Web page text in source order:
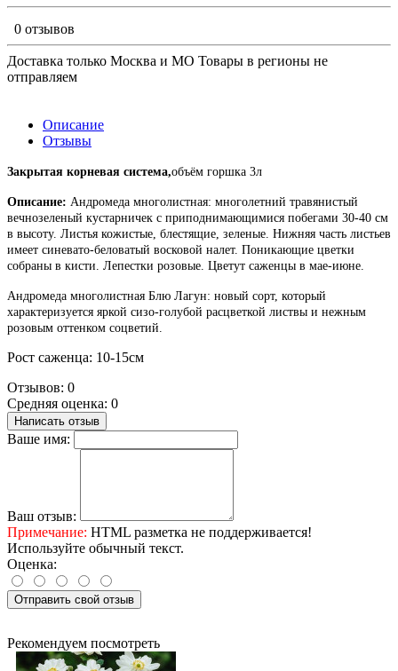
0 отзывов
Доставка только Москва и МО Товары в регионы не
отправляем
Описание
Отзывы
Закрытая корневая система,объём горшка 3л
Описание: Андромеда многолистная: многолетний травянистый
вечнозеленый кустарничек с приподнимающимися побегами 30-40 см
в высоту. Листья кожистые, блестящие, зеленые. Нижняя часть листьев
имеет синевато-беловатый восковой налет. Поникающие цветки
собраны в кисти. Лепестки розовые. Цветут саженцы в мае-июне.
Андромеда многолистная Блю Лагун: новый сорт, который
характеризуется яркой сизо-голубой расцветкой листвы и нежным
розовым оттенком соцветий.
Рост саженца: 10-15см
Отзывов: 0
Средняя оценка: 0
Написать отзыв
Ваше имя:
Ваш отзыв:
Примечание: HTML разметка не поддерживается!
Используйте обычный текст.
Оценка:
Отправить свой отзыв
Рекомендуем посмотреть